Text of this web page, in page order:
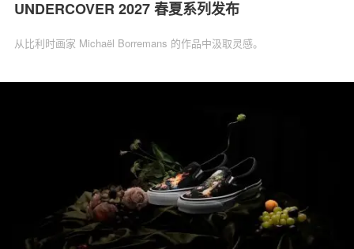
UNDERCOVER 2027 春夏系列发布
从比利时画家 Michaël Borremans 的作品中汲取灵感。